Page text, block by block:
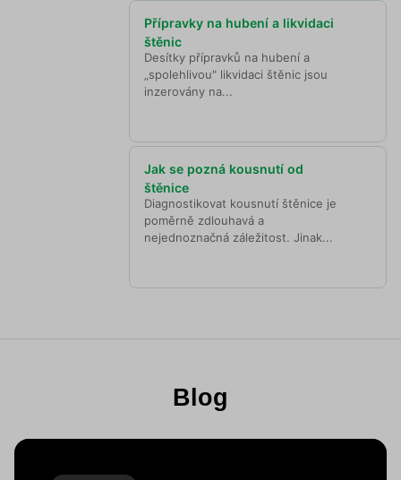
Přípravky na hubení a likvidaci
štěnic
Desítky přípravků na hubení a
„spolehlivou" likvidaci štěnic jsou
inzerovány na...
Jak se pozná kousnutí od
štěnice
Diagnostikovat kousnutí štěnice je
poměrně zdlouhavá a
nejednoznačná záležitost. Jinak...
Blog